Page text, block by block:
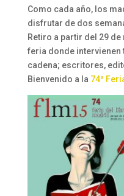
Como cada año, los
disfrutar de dos
Retiro a partir del 29 de
feria donde
cadena; escritores,
Bienvenido a la 74ª